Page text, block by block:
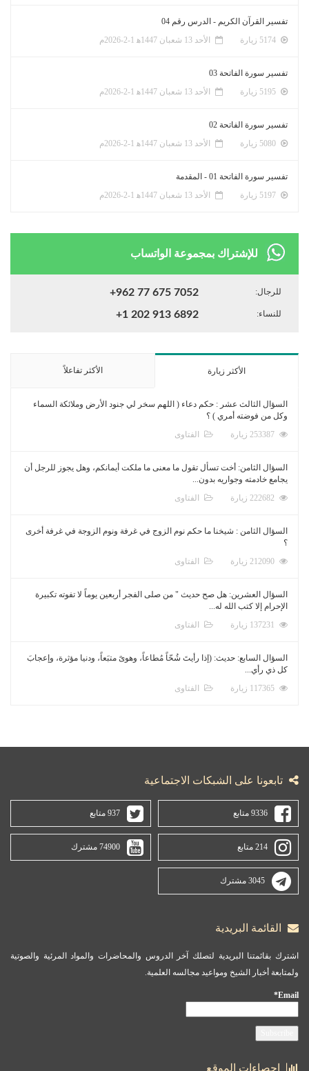
تفسير القرآن الكريم - الدرس رقم 04
الأحد 13 شعبان 1447ﻫ 1-2-2026م
تفسير سورة الفاتحة 03
الأحد 13 شعبان 1447ﻫ 1-2-2026م
تفسير سورة الفاتحة 02
الأحد 13 شعبان 1447ﻫ 1-2-2026م
تفسير سورة الفاتحة 01 - المقدمة
الأحد 13 شعبان 1447ﻫ 1-2-2026م
للإشتراك بمجموعة الواتساب
للرجال: +962 77 675 7052
للنساء: +1 202 913 6892
الأكثر زيارة الأكثر تفاعلاً
السؤال الثالث عشر : حكم دعاء ( اللهم سخر لي جنود الأرض وملائكة السماء
وكل من فوضته أمري ) ؟
الفتاوى
السؤال الثامن: أخت تسأل تقول ما معنى ما ملكت أيمانكم، وهل يجوز للرجل أن
يجامع خادمته وجواريه بدون...
الفتاوى
السؤال الثامن : شيخنا ما حكم نوم الزوج في غرفة ونوم الزوجة في غرفة أخرى
؟
الفتاوى
السؤال العشرين: هل صح حديث " من صلى الفجر أربعين يوماً لا تفوته تكبيرة
الإحرام إلا كتب الله له...
الفتاوى
السؤال السابع: حديث: (إذا رأيتَ شُحّاً مُطاعاً، وهوىً متبَعاً، ودنيا مؤثرة، وإعجابَ
كل ذي رأي...
الفتاوى
تابعونا على الشبكات الاجتماعية
9336 متابع 937 متابع
214 متابع 74900 مشترك
3045 مشترك
القائمة البريدية
اشترك بقائمتنا البريدية لتصلك آخر الدروس والمحاضرات والمواد المرئية والصوتية
ولمتابعة أخبار الشيخ ومواعيد مجالسه العلمية.
Email*
احصاءات الموقع